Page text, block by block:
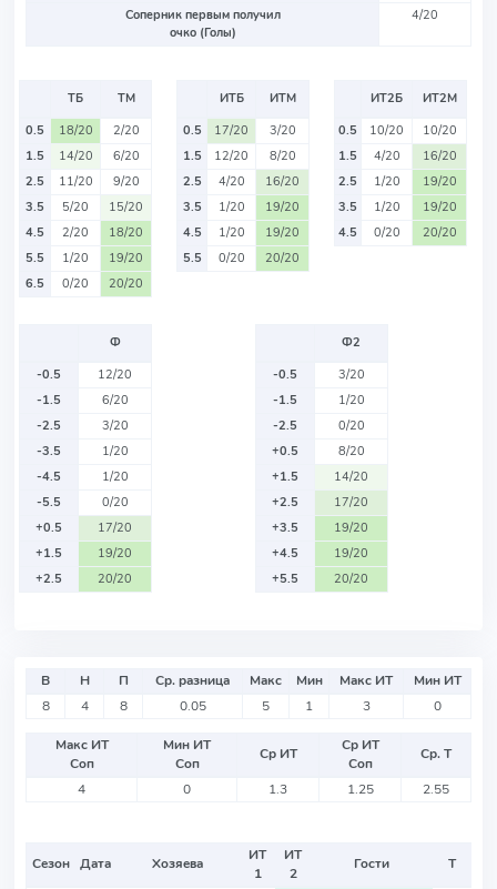
Соперник первым получил
очко (Голы)
4/20
ТБ
ТМ
0.5
18/20
2/20
1.5
14/20
6/20
2.5
11/20
9/20
3.5
5/20
15/20
4.5
2/20
18/20
5.5
1/20
19/20
6.5
0/20 20/20
ИТБ
ИТМ
0.5
17/20
3/20
1.5
12/20
8/20
2.5
4/20
16/20
3.5
1/20
19/20
4.5
1/20
19/20
5.5
0/20 20/20
ИТ2Б
ИТ2М
0.5
10/20
10/20
1.5
4/20
16/20
2.5
1/20
19/20
3.5
1/20
19/20
4.5
0/20 20/20
Ф
-0.5
12/20
-1.5
6/20
-2.5
3/20
-3.5
1/20
-4.5
1/20
-5.5
0/20
+0.5
17/20
+1.5
19/20
+2.5
20/20
Ф2
-0.5
3/20
-1.5
1/20
-2.5
0/20
+0.5
8/20
+1.5
14/20
+2.5
17/20
+3.5
19/20
+4.5
19/20
+5.5
20/20
В Н П Ср. разница Макс Мин Макс ИТ
Мин ИТ
8
4 8 0.05 5 1 3 0
Макс ИТ
Соп
Мин ИТ
Соп
Ср ИТ
Ср ИТ
Соп
Ср. Т
4
0 1.3 1.25 2.55
Сезон Дата Хозяева
ИТ
1
ИТ
2
Гости Т